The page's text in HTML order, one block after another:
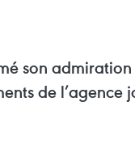
son
de l’agence